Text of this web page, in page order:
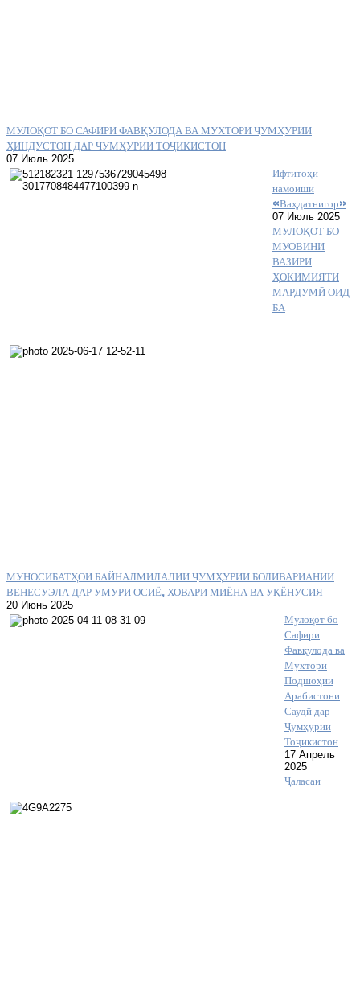
МУЛОҚОТ БО САФИРИ ФАВҚУЛОДА ВА МУХТОРИ ҶУМҲУРИИ
ҲИНДУСТОН ДАР ЧУМҲУРИИ ТОҶИКИСТОН
07 Июль 2025
Ифтитоҳи
намоиши
«Ваҳдатнигор»
07 Июль 2025
МУЛОҚОТ БО
МУОВИНИ
ВАЗИРИ
ҲОКИМИЯТИ
МАРДУМӢ ОИД
БА
МУНОСИБАТҲОИ БАЙНАЛМИЛАЛИИ ҶУМҲУРИИ БОЛИВАРИАНИИ
ВЕНЕСУЭЛА ДАР УМУРИ ОСИЁ, ХОВАРИ МИЁНА ВА УҚЁНУСИЯ
20 Июнь 2025
Мулоқот бо
Сафири
Фавқулода ва
Мухтори
Подшоҳии
Арабистони
Саудӣ дар
Ҷумҳурии
Тоҷикистон
17 Апрель
2025
Ҷаласаи